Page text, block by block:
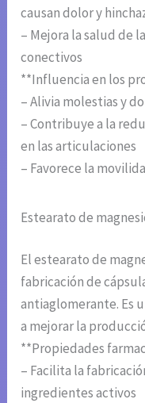
causan dolor y
– Mejora la salud de
conectivos
**Influencia en los
– Alivia molestias y
– Contribuye a la
en las articulaciones
– Favorece la
Estearato de
El estearato de
fabricación de
antiaglomerante. Es
a mejorar la
**Propiedades
– Facilita la
ingredientes activos